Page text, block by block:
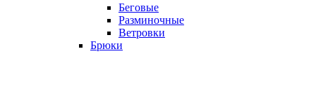
Беговые
Разминочные
Ветровки
Брюки